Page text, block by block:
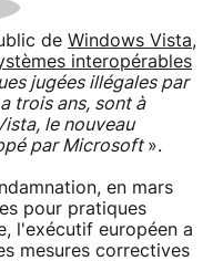
de Windows Vista,
interopérables
jugées illégales par
trois ans, sont à
le nouveau
par Microsoft ».
en mars
pour pratiques
l'exécutif européen a
mesures correctives